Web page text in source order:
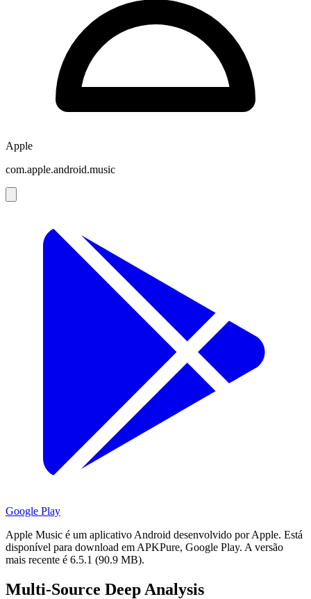
Apple
com.apple.android.music
Google Play
Apple Music é um aplicativo Android desenvolvido por Apple. Está
disponível para download em APKPure, Google Play. A versão
mais recente é 6.5.1 (90.9 MB).
Multi-Source Deep Analysis